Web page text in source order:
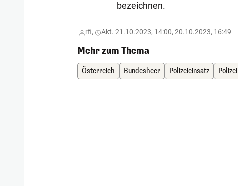
bezeichnen.
rfi, Akt. 21.10.2023, 14:00, 20.10.2023, 16:49
Mehr zum Thema
Österreich Bundesheer Polizeieinsatz Polizei